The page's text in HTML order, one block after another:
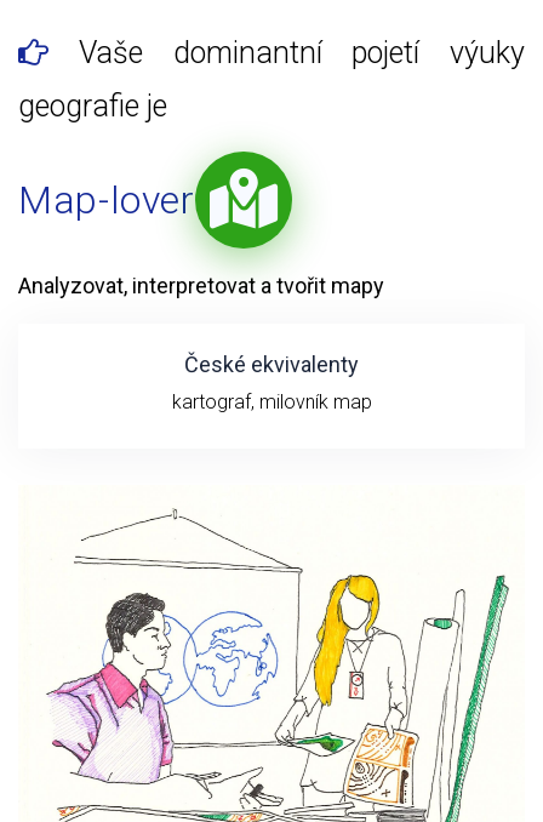
Vaše dominantní pojetí výuky
geografie je
Map-lover
Analyzovat, interpretovat a tvořit mapy
České ekvivalenty
kartograf, milovník map